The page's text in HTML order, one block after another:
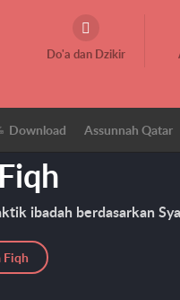
Do'a dan Dzikir
Download Assunnah Qatar
ibadah berdasarkan
Fiqh